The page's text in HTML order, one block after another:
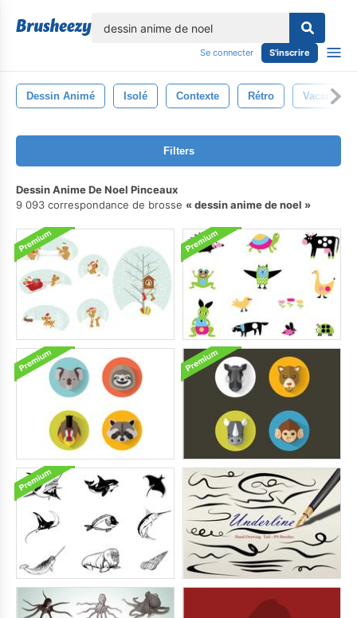
Se connecter S'inscrire
Dessin Animé Isolé Contexte Rétro Vacances
Filters
Dessin Anime De Noel Pinceaux
9 093 correspondance de brosse
dessin anime de noel